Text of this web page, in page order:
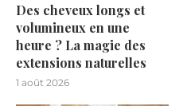
Des cheveux longs et
volumineux en une
heure ? La magie des
extensions naturelles
1 août 2026